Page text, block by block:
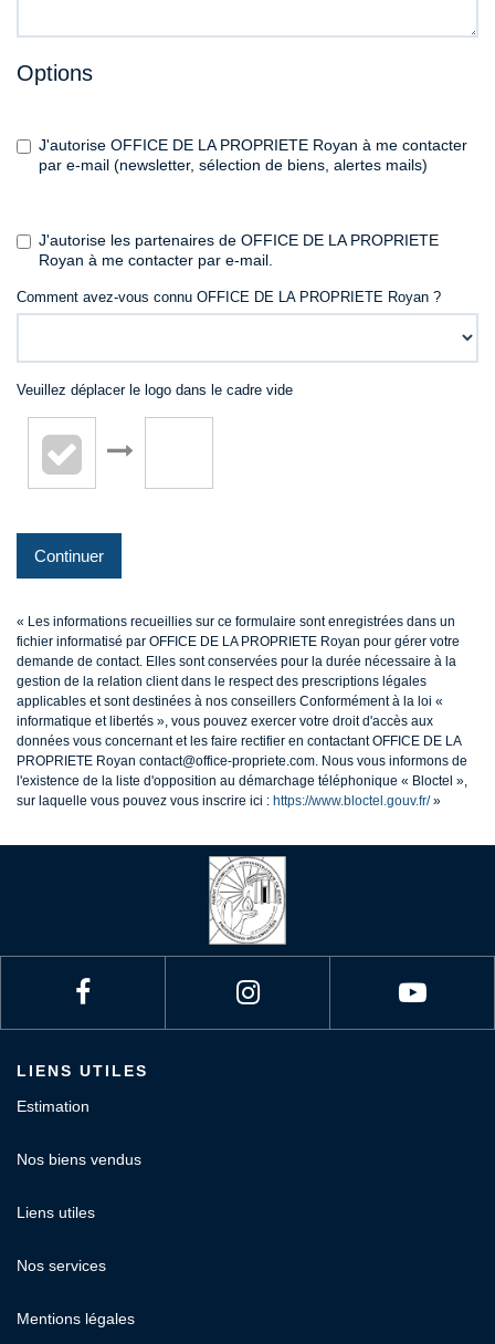
Options
J'autorise OFFICE DE LA PROPRIETE Royan à me contacter
par e-mail (newsletter, sélection de biens, alertes mails)
J'autorise les partenaires de OFFICE DE LA PROPRIETE
Royan à me contacter par e-mail.
Comment avez-vous connu OFFICE DE LA PROPRIETE Royan ?
Veuillez déplacer le logo dans le cadre vide
Continuer
« Les informations recueillies sur ce formulaire sont enregistrées dans un
fichier informatisé par OFFICE DE LA PROPRIETE Royan pour gérer votre
demande de contact. Elles sont conservées pour la durée nécessaire à la
gestion de la relation client dans le respect des prescriptions légales
applicables et sont destinées à nos conseillers Conformément à la loi «
informatique et libertés », vous pouvez exercer votre droit d'accès aux
données vous concernant et les faire rectifier en contactant OFFICE DE LA
PROPRIETE Royan contact@office-propriete.com. Nous vous informons de
l'existence de la liste d'opposition au démarchage téléphonique « Bloctel »,
sur laquelle vous pouvez vous inscrire ici : https://www.bloctel.gouv.fr/»
LIENS UTILES
Estimation
Nos biens vendus
Liens utiles
Nos services
Mentions légales